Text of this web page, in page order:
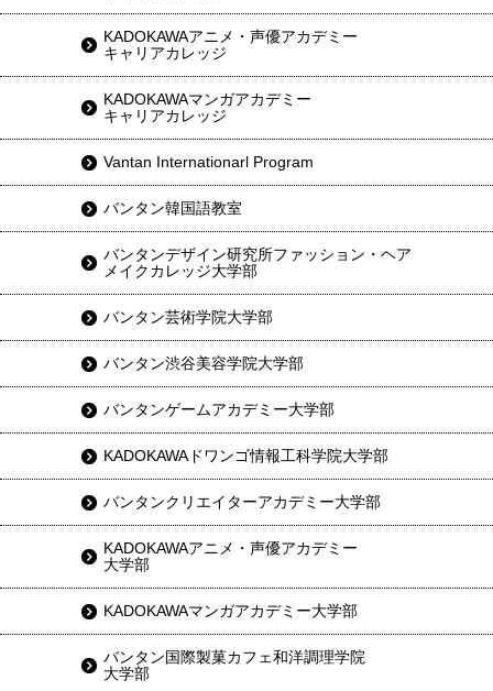
KADOKAWAアニメ・声優アカデミー
キャリアカレッジ
KADOKAWAマンガアカデミー
キャリアカレッジ
Vantan Internationarl Program
バンタン韓国語教室
バンタンデザイン研究所ファッション・ヘア
メイクカレッジ大学部
バンタン芸術学院大学部
バンタン渋谷美容学院大学部
バンタンゲームアカデミー大学部
KADOKAWAドワンゴ情報工科学院大学部
バンタンクリエイターアカデミー大学部
KADOKAWAアニメ・声優アカデミー
大学部
KADOKAWAマンガアカデミー大学部
バンタン国際製菓カフェ和洋調理学院
大学部